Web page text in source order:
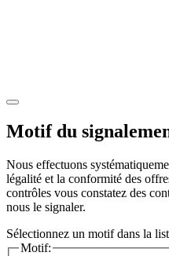
Motif du
Nous effectuons
légalité et la conformité des
contrôles vous constatez des
nous le signaler.
Sélectionnez un motif dans la
Motif: